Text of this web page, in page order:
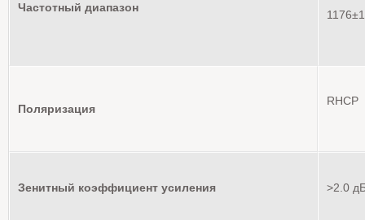
Частотный диапазон
Поляризация
RHCP
Зенитный коэффициент усиления >2.0